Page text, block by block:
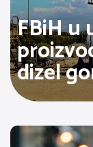
FBiH u
dizel